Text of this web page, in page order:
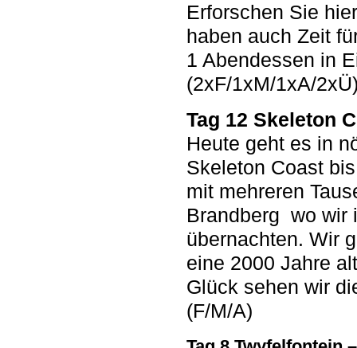
Erforschen Sie
haben auch Zeit
1 Abendessen in
(2xF/1xM/1xA/
Tag 12 Skeleton
Heute geht es in
Skeleton Coast
mit mehreren
Brandberg wo wir
übernachten. Wir
eine 2000 Jahre
Glück sehen wir
(F/M/A)